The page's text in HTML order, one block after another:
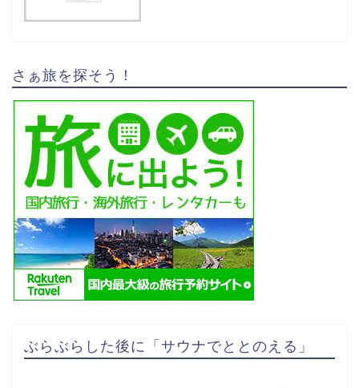
さぁ旅を探そう！
ぶらぶらした後に「サウナでととのえる」